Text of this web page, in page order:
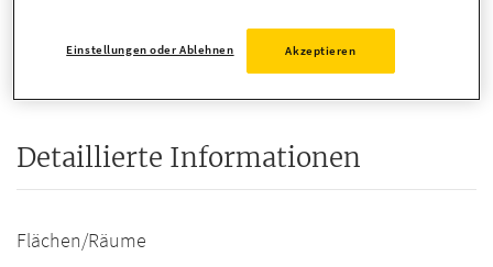
3,57 %
ja
Detaillierte Informationen
Flächen/Räume
Einstellungen oder Ablehnen Akzeptieren